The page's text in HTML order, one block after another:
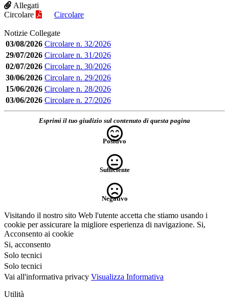
Allegati
Circolare
Circolare
Notizie Collegate
03/08/2026 Circolare n. 32/2026
29/07/2026 Circolare n. 31/2026
02/07/2026 Circolare n. 30/2026
30/06/2026 Circolare n. 29/2026
15/06/2026 Circolare n. 28/2026
03/06/2026 Circolare n. 27/2026
Esprimi il tuo giudizio sul contenuto di questa pagina
Positivo
Sufficiente
Negativo
Visitando il nostro sito Web l'utente accetta che stiamo usando i
cookie per assicurare la migliore esperienza di navigazione. Si,
Acconsento ai cookie
Si, acconsento
Solo tecnici
Solo tecnici
Vai all'informativa privacy Visualizza Informativa
Utilità